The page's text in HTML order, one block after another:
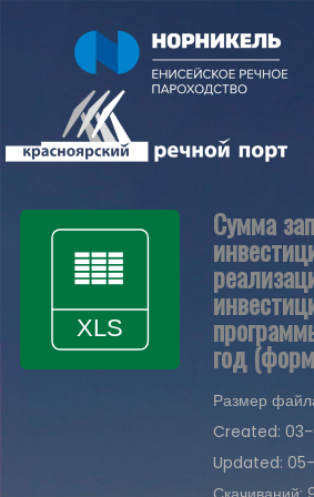
Сумма
год
Размер
Created:
Updated: